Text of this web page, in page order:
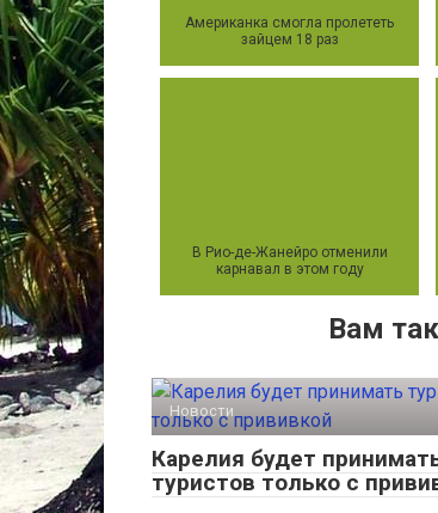
Американка смогла пролететь
зайцем 18 раз
В Рио-де-Жанейро отменили
карнавал в этом году
Вам
Новости
Карелия будет
туристов только с